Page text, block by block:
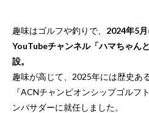
趣味はゴルフや釣りで、 2024年5
YouTubeチャンネル「ハマちゃん
設。
趣味が高じて、2025年には歴史あ
『ACNチャンピオンシップゴルフ
ンバサダーに就任しました。